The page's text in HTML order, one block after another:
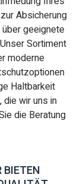
Absicherung
geeignete
Sortiment
moderne
Haltbarkeit
wir uns in
die Beratung
BIETEN